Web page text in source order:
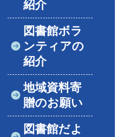
紹介
図書館ボラ
ンティアの
紹介
地域資料寄
贈のお願い
図書館だよ